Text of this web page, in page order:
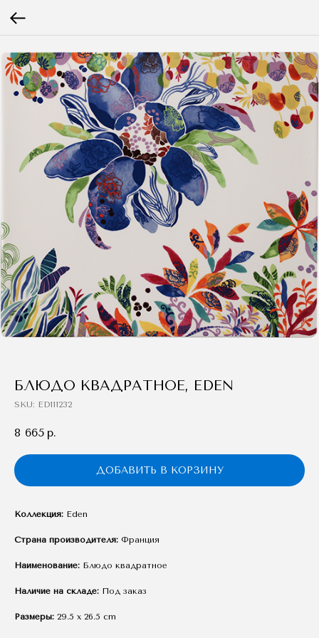
БЛЮДО КВАДРАТНОЕ, EDEN
SKU: ED111232
8 665 р.
ДОБАВИТЬ В КОРЗИНУ
Коллекция: Eden
Страна производителя: Франция
Наименование: Блюдо квадратное
Наличие на складе: Под заказ
Размеры: 29.5 x 26.5 cm